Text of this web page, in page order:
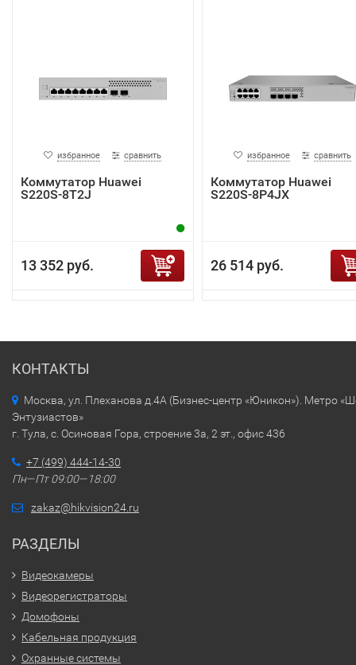
избранное сравнить
Коммутатор Huawei
S220S-8T2J
13 352 руб.
избранное сравнить
Коммутатор Huawei
S220S-8P4JX
26 514 руб.
КОНТАКТЫ
Москва, ул. Плеханова д.4А (Бизнес-центр «Юникон»). Метро
Энтузиастов»
г. Тула, с. Осиновая Гора, строение 3а, 2 эт., офис 436
+7 (499) 444-14-30
Пн—Пт 09:00—18:00
zakaz@hikvision24.ru
РАЗДЕЛЫ
Видеокамеры
Видеорегистраторы
Домофоны
Кабельная продукция
Охранные системы